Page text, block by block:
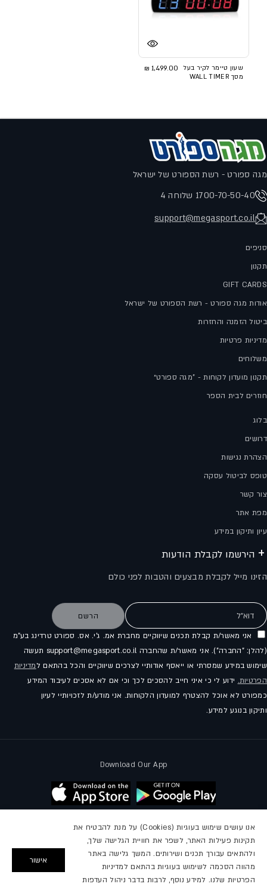
שעון טיימר לקיר בעל
מסך WALL TIMER
1,499.00 ₪
מגה ספורט - רשת הספורט של ישראל
1700-70-50-40 שלוחה 4
support@megasport.co.il
סניפים
תקנון
GIFT CARDS
אודות מגה ספורט - רשת הספורט של ישראל
ביטול הזמנה והחזרות
מדיניות פרטיות
משלוחים
תקנון מועדון לקוחות - "מגה ספורט״
חוזרים לבית הספר
בלוג
דרושים
הצהרת נגישות
טופס לביטול עסקה
צור קשר
מפת אתר
עיון ותיקון במידע
הירשמו לקבלת הודעות
הזינו מייל לקבלת מבצעים והטבות לפני כולם
דוא"ל הרשם
אני מאשר/ת קבלת תכנים שיווקיים מחברת אמ. ג'י. אס. ספורט טרדינג בע"מ
(להלן: "החברה"). אני מאשר/ת שהחברה support@megasport.co.il תעשה
שימוש במידע שמסרתי או ייאסף אודותיי לצרכים שיווקיים והכל בהתאם למדיניות
הפרטיות. ידוע לי כי איני חייב להסכים לכך וכי אם לא אסכים לעיבוד המידע
כמפורט לא אוכל להצטרף למועדון הלקוחות. אני מודע/ת לזכויותיי לעיון
ותיקון בנוגע למידע.
Download Our App
עקבו אחרינו
אנו עושים שימוש בעוגיות (Cookies) על מנת להבטיח את
תקינות פעילות האתר, לשפר את חוויית הגלישה שלך,
ולהתאים עבורך תכנים ושירותים. המשך גלישה באתר
מהווה הסכמה לשימוש בעוגיות בהתאם למדיניות
הפרטיות שלנו. למידע נוסף, לרבות בדבר ניהול העדפות
אישור